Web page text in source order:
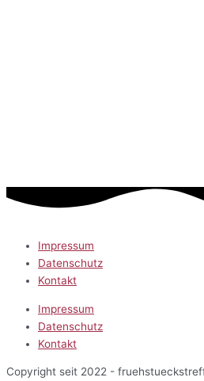
Impressum
Datenschutz
Kontakt
Impressum
Datenschutz
Kontakt
Copyright seit 2022 -